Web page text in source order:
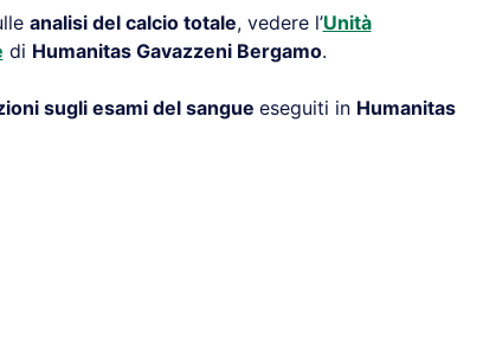
analisi del calcio totale, vedere l’Unità
di Humanitas Gavazzeni Bergamo.
sugli esami del sangue eseguiti in Humanitas